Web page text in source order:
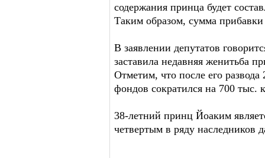
содержания принца будет
Таким образом, сумма
В заявлении депутатов
заставила недавняя женитьба
Отметим, что после его
фондов сократился на 700 тыс.
38-летний принц Йоаким
четвертым в ряду наследников